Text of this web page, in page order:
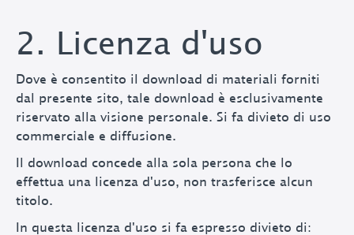
2. Licenza d'uso
Dove è consentito il download di materiali forniti
dal presente sito, tale download è esclusivamente
riservato alla visione personale. Si fa divieto di uso
commerciale e diffusione.
Il download concede alla sola persona che lo
effettua una licenza d'uso, non trasferisce alcun
titolo.
In questa licenza d'uso si fa espresso divieto di: